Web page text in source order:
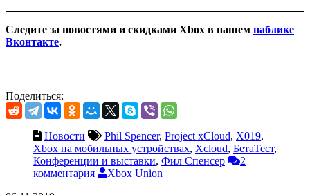
Следите за новостями и скидками Xbox в нашем паблике
Вконтакте.
Поделиться:
Новости Phil Spencer, Project xCloud, X019,
Xbox на мобильных устройствах, Xcloud, БетаТест,
Конференции и выставки, Фил Спенсер
2
комментария
Xbox Union